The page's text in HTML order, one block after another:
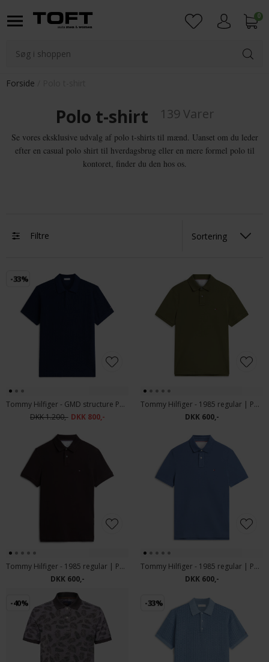
0
Forside
Polo t-shirt 139 Varer
Se vores eksklusive udvalg af polo t-shirts til mænd. Uanset om du leder
efter en casual polo shirt til hverdagsbrug eller en mere formel polo til
kontoret, finder du den hos os.
Filtre
-33%
Tommy Hilfiger - GMD structure Polo T-shirt carbon Navy
DKK 1.200,- DKK 800,-
Tommy Hilfiger - 1985 regular | Polo T-shirt Huntsman Green
DKK 600,-
Tommy Hilfiger - 1985 regular | Polo T-shirt Chocolate
DKK 600,-
Tommy Hilfiger - 1985 regular | Polo T-shirt Aegean Sea
DKK 600,-
-40% -33%